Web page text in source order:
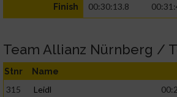
Finish 00:30:13.8
Team Allianz Nürnberg /
Stnr Name
315 Leidl